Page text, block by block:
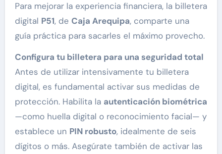
Para mejorar la experiencia financiera, la billetera
digital P51, de Caja Arequipa, comparte una
guía práctica para sacarles el máximo provecho.
Configura tu billetera para una seguridad total
Antes de utilizar intensivamente tu billetera
digital, es fundamental activar sus medidas de
protección. Habilita la autenticación biométrica
—como huella digital o reconocimiento facial— y
establece un PIN robusto, idealmente de seis
dígitos o más. Asegúrate también de activar las